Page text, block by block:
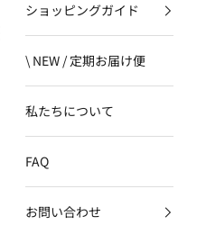
ショッピングガイド
\ NEW / 定期お届け便
私たちについて
FAQ
お問い合わせ